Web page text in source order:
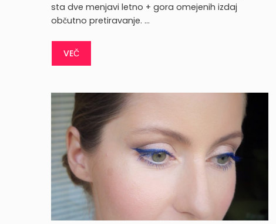
sta dve menjavi letno + gora omejenih izdaj
občutno pretiravanje. …
VEČ